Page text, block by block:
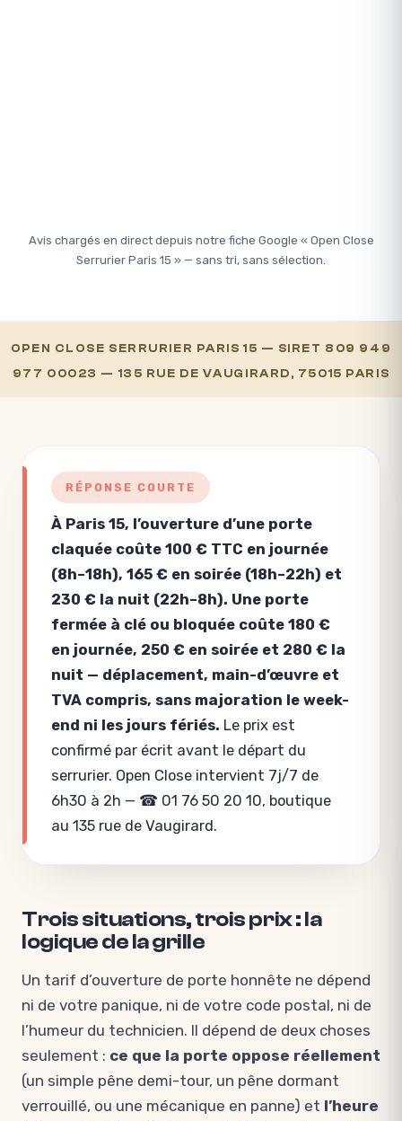
Avis chargés en direct depuis notre fiche Google « Open Close
Serrurier Paris 15 » — sans tri, sans sélection.
OPEN CLOSE SERRURIER PARIS 15 — SIRET 809 949
977 00023 — 135 RUE DE VAUGIRARD, 75015 PARIS
RÉPONSE COURTE
À Paris 15, l’ouverture d’une porte
claquée coûte 100 € TTC en journée
(8h–18h), 165 € en soirée (18h–22h) et
230 € la nuit (22h–8h). Une porte
fermée à clé ou bloquée coûte 180 €
en journée, 250 € en soirée et 280 € la
nuit — déplacement, main-d’œuvre et
TVA compris, sans majoration le week-
end ni les jours fériés. Le prix est
confirmé par écrit avant le départ du
serrurier. Open Close intervient 7j/7 de
6h30 à 2h — ☎ 01 76 50 20 10, boutique
au 135 rue de Vaugirard.
Trois situations, trois prix : la
logique de la grille
Un tarif d’ouverture de porte honnête ne dépend
ni de votre panique, ni de votre code postal, ni de
l’humeur du technicien. Il dépend de deux choses
seulement : ce que la porte oppose réellement
(un simple pêne demi-tour, un pêne dormant
verrouillé, ou une mécanique en panne) et l’heure